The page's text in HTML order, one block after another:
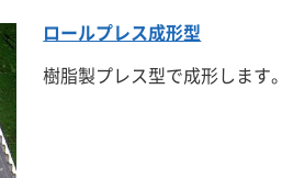
ロールプレス成形型
樹脂製プレス型で成形します。